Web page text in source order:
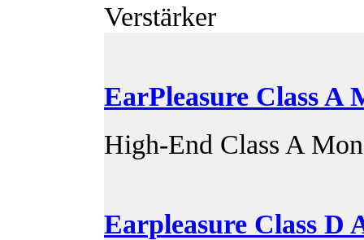
Verstärker
EarPleasure Class A
High-End Class A
Earpleasure Class D